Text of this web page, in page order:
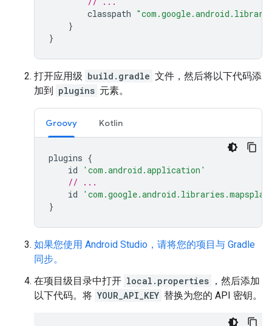
classpath
}
}
打开应用级 build.gradle 文件，然后将以下代码添
加到 plugins 元素。
Groovy Kotlin
plugins {
id
'com.android.application'
// ...
id
}
如果您使用 Android Studio，请将您的项目与 Gradle
同步。
在项目级目录中打开 local.properties ，然后添加
以下代码。将 YOUR_API_KEY 替换为您的 API 密钥。